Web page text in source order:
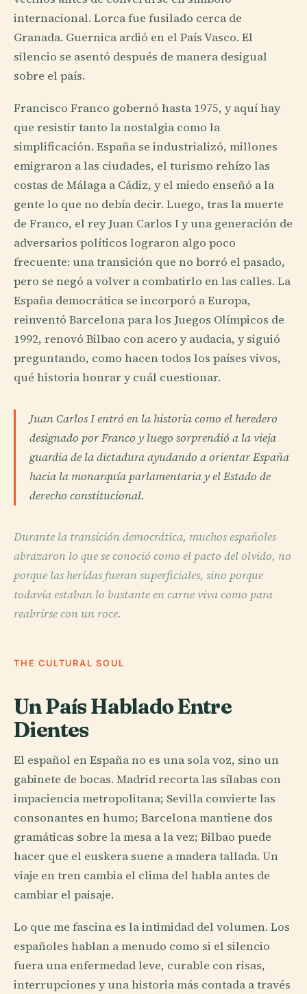
internacional. Lorca fue fusilado cerca de
Granada. Guernica ardió en el País Vasco. El
silencio se asentó después de manera desigual
sobre el país.
Francisco Franco gobernó hasta 1975, y aquí hay
que resistir tanto la nostalgia como la
simplificación. España se industrializó, millones
emigraron a las ciudades, el turismo rehízo las
costas de Málaga a Cádiz, y el miedo enseñó a la
gente lo que no debía decir. Luego, tras la muerte
de Franco, el rey Juan Carlos I y una generación de
adversarios políticos lograron algo poco
frecuente: una transición que no borró el pasado,
pero se negó a volver a combatirlo en las calles. La
España democrática se incorporó a Europa,
reinventó Barcelona para los Juegos Olímpicos de
1992, renovó Bilbao con acero y audacia, y siguió
preguntando, como hacen todos los países vivos,
qué historia honrar y cuál cuestionar.
Juan Carlos I entró en la historia como el heredero
designado por Franco y luego sorprendió a la vieja
guardia de la dictadura ayudando a orientar España
hacia la monarquía parlamentaria y el Estado de
derecho constitucional.
Durante la transición democrática, muchos españoles
abrazaron lo que se conoció como el pacto del olvido, no
porque las heridas fueran superficiales, sino porque
todavía estaban lo bastante en carne viva como para
reabrirse con un roce.
THE CULTURAL SOUL
Un País Hablado Entre
Dientes
El español en España no es una sola voz, sino un
gabinete de bocas. Madrid recorta las sílabas con
impaciencia metropolitana; Sevilla convierte las
consonantes en humo; Barcelona mantiene dos
gramáticas sobre la mesa a la vez; Bilbao puede
hacer que el euskera suene a madera tallada. Un
viaje en tren cambia el clima del habla antes de
cambiar el paisaje.
Lo que me fascina es la intimidad del volumen. Los
españoles hablan a menudo como si el silencio
fuera una enfermedad leve, curable con risas,
interrupciones y una historia más contada a través